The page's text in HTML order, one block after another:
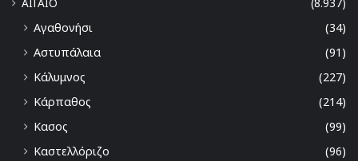
Αγαθονήσι
(34)
Αστυπάλαια
(91)
Κάλυμνος
(227)
Κάρπαθος
(214)
Κασος
(99)
Καστελλόριζο
(96)